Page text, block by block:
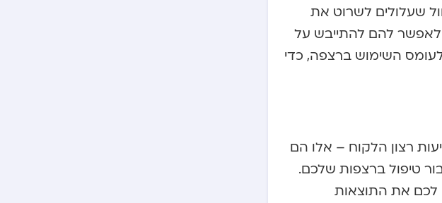
שעלולים לשרוט את
להם להתייבש על
השימוש ברצפה, כדי
רצון הלקוח – אלו הם
טיפול ברצפות שלכם.
לכם את התוצאות